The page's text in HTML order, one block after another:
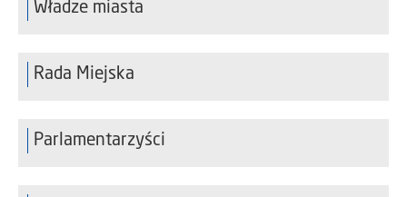
Władze miasta
Rada Miejska
Parlamentarzyści